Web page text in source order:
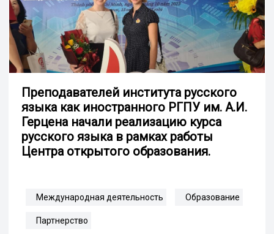
Преподавателей института русского
языка как иностранного РГПУ им. А.И.
Герцена начали реализацию курса
русского языка в рамках работы
Центра открытого образования.
Международная деятельность Образование
Партнерство